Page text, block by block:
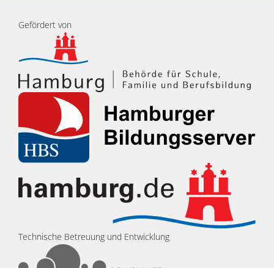
Gefördert von
Technische Betreuung und Entwicklung